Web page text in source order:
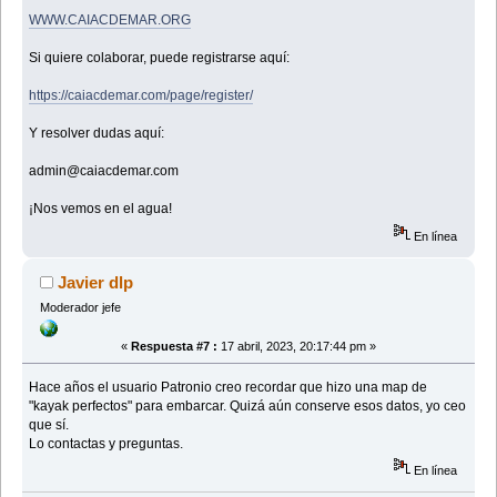
WWW.CAIACDEMAR.ORG
Si quiere colaborar, puede registrarse aquí:
https://caiacdemar.com/page/register/
Y resolver dudas aquí:
admin@caiacdemar.com
¡Nos vemos en el agua!
En línea
Javier dlp
Moderador jefe
« Respuesta #7 : 17 abril, 2023, 20:17:44 pm »
Hace años el usuario Patronio creo recordar que hizo una map de
"kayak perfectos" para embarcar. Quizá aún conserve esos datos, yo ceo
que sí.
Lo contactas y preguntas.
En línea